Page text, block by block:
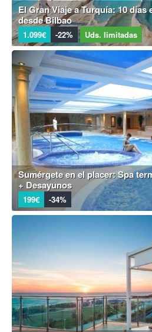
El Gran Viaje a Turquía: 10 días
desde Bilbao
1.099€ -22% Uds. limitadas
Sumérgete en el placer: Spa
+ Desayunos
199€ -34%